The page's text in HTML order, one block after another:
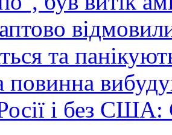
та
повинна
і без США: